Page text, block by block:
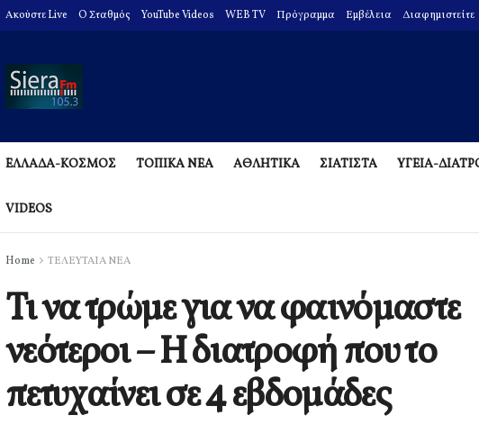
Ακούστε Live O Σταθμός YouTube Videos WEB TV Πρόγραμμα Εμβέλεια Διαφημιστείτε
ΕΛΛΑΔΑ-ΚΟΣΜΟΣ ΤΟΠΙΚΑ ΝΕΑ ΑΘΛΗΤΙΚΑ ΣΙΑΤΙΣΤΑ ΥΓΕΙΑ-
VIDEOS
Home ΤΕΛΕΥΤΑΙΑ ΝΕΑ
Τι να τρώμε για να φαινόμαστε
νεότεροι – Η διατροφή που το
πετυχαίνει σε 4 εβδομάδες